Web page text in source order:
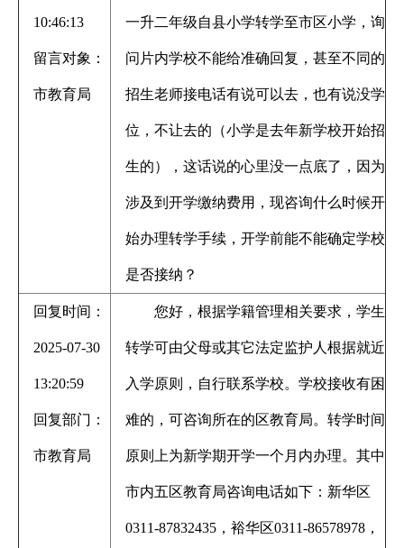
10:46:13
留言对象：
市教育局
一升二年级自县小学转学至市区小学，询
问片内学校不能给准确回复，甚至不同的
招生老师接电话有说可以去，也有说没学
位，不让去的（小学是去年新学校开始招
生的），这话说的心里没一点底了，因为
涉及到开学缴纳费用，现咨询什么时候开
始办理转学手续，开学前能不能确定学校
是否接纳？
回复时间：
2025-07-30
13:20:59
回复部门：
市教育局
您好，根据学籍管理相关要求，学生
转学可由父母或其它法定监护人根据就近
入学原则，自行联系学校。学校接收有困
难的，可咨询所在的区教育局。转学时间
原则上为新学期开学一个月内办理。其中
市内五区教育局咨询电话如下：新华区
0311-87832435，裕华区0311-86578978，